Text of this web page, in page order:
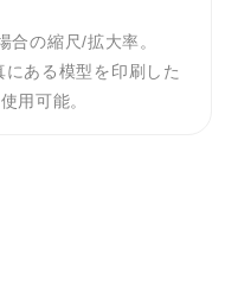
合の縮尺/拡大率。
ある模型を印刷した
用可能。